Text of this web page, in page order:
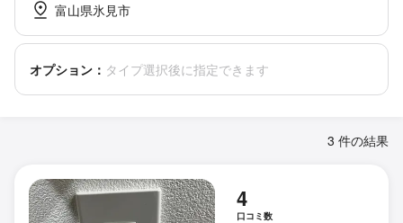
富山県氷見市
オプション： タイプ選択後に指定できます
3 件の結果
4
口コミ数